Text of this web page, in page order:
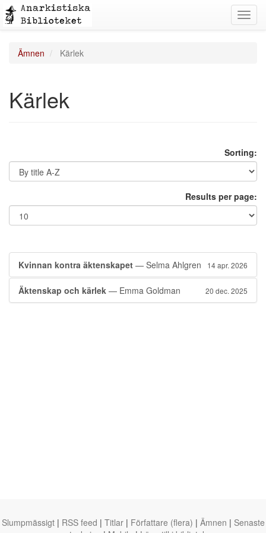
Ämnen Kärlek
Kärlek
Sorting:
Results per page:
Kvinnan kontra äktenskapet — Selma Ahlgren 14 apr. 2026
Äktenskap och kärlek — Emma Goldman 20 dec. 2025
Slumpmässigt | RSS feed | Titlar | Författare (flera) | Ämnen | Senaste